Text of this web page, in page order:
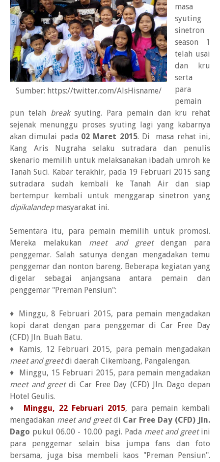
Sumber: https://twitter.com/AlsHisname/
masa
syuting
sinetron
season 1
telah usai
dan kru
serta
para
pemain
pun telah breaksyuting. Para pemain dan kru rehat
sejenak menunggu proses syuting lagi yang kabarnya
akan dimulai pada 02 Maret 2015. Di masa rehat ini,
Kang Aris Nugraha selaku sutradara dan penulis
skenario memilih untuk melaksanakan ibadah umroh ke
Tanah Suci. Kabar terakhir, pada 19 Februari 2015 sang
sutradara sudah kembali ke Tanah Air dan siap
bertempur kembali untuk menggarap sinetron yang
dipikalandepmasyarakat ini.
Sementara itu, para pemain memilih untuk promosi.
Mereka melakukan meet and greet dengan para
penggemar. Salah satunya dengan mengadakan temu
penggemar dan nonton bareng. Beberapa kegiatan yang
digelar sebagai anjangsana antara pemain dan
penggemar "Preman Pensiun":
♦ Minggu, 8 Februari 2015, para pemain mengadakan
kopi darat dengan para penggemar di Car Free Day
(CFD) Jln. Buah Batu.
♦ Kamis, 12 Februari 2015, para pemain mengadakan
meet and greetdi daerah Cikembang, Pangalengan.
♦ Minggu, 15 Februari 2015, para pemain mengadakan
meet and greetdi Car Free Day (CFD) Jln. Dago depan
Hotel Geulis.
♦ Minggu, 22 Februari 2015, para pemain kembali
mengadakan meet and greetdi Car Free Day (CFD) Jln.
Dago pukul 06.00 - 10.00 pagi. Pada meet and greet ini
para penggemar selain bisa jumpa fans dan foto
bersama, juga bisa membeli kaos "Preman Pensiun".